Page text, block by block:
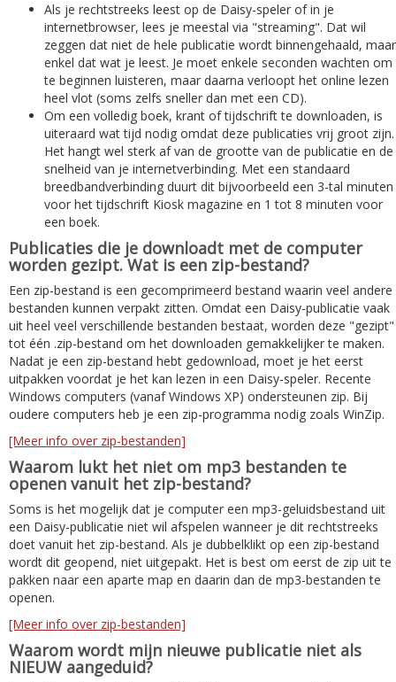
Als je rechtstreeks leest op de Daisy-speler of in je
internetbrowser, lees je meestal via "streaming". Dat wil
zeggen dat niet de hele publicatie wordt binnengehaald, maar
enkel dat wat je leest. Je moet enkele seconden wachten om
te beginnen luisteren, maar daarna verloopt het online lezen
heel vlot (soms zelfs sneller dan met een CD).
Om een volledig boek, krant of tijdschrift te downloaden, is
uiteraard wat tijd nodig omdat deze publicaties vrij groot zijn.
Het hangt wel sterk af van de grootte van de publicatie en de
snelheid van je internetverbinding. Met een standaard
breedbandverbinding duurt dit bijvoorbeeld een 3-tal minuten
voor het tijdschrift Kiosk magazine en 1 tot 8 minuten voor
een boek.
Publicaties die je downloadt met de computer
worden gezipt. Wat is een zip-bestand?
Een zip-bestand is een gecomprimeerd bestand waarin veel andere
bestanden kunnen verpakt zitten. Omdat een Daisy-publicatie vaak
uit heel veel verschillende bestanden bestaat, worden deze "gezipt"
tot één .zip-bestand om het downloaden gemakkelijker te maken.
Nadat je een zip-bestand hebt gedownload, moet je het eerst
uitpakken voordat je het kan lezen in een Daisy-speler. Recente
Windows computers (vanaf Windows XP) ondersteunen zip. Bij
oudere computers heb je een zip-programma nodig zoals WinZip.
[Meer info over zip-bestanden]
Waarom lukt het niet om mp3 bestanden te
openen vanuit het zip-bestand?
Soms is het mogelijk dat je computer een mp3-geluidsbestand uit
een Daisy-publicatie niet wil afspelen wanneer je dit rechtstreeks
doet vanuit het zip-bestand. Als je dubbelklikt op een zip-bestand
wordt dit geopend, niet uitgepakt. Het is best om eerst de zip uit te
pakken naar een aparte map en daarin dan de mp3-bestanden te
openen.
[Meer info over zip-bestanden]
Waarom wordt mijn nieuwe publicatie niet als
NIEUW aangeduid?